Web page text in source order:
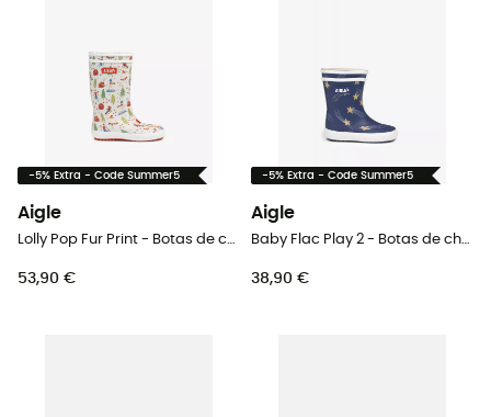
-5% Extra - Code Summer5
Aigle
Lolly Pop Fur Print - Botas de chuva criança
53,90 €
-5% Extra - Code Summer5
Aigle
Baby Flac Play 2 - Botas de chuva criança
38,90 €